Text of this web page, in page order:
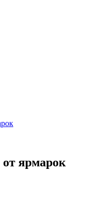
ярмарок